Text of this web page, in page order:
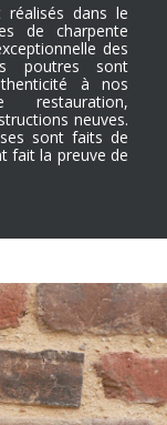
dans le
de charpente
des
poutres sont
à nos
neuves.
sont faits de
fait la preuve de